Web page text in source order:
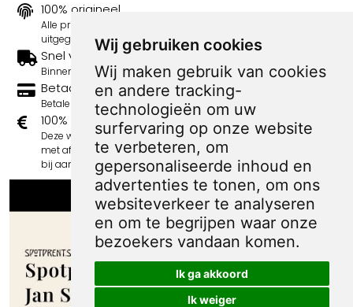
Wij gebruiken cookies
Wij maken gebruik van cookies
en andere tracking-
technologieën om uw
surfervaring op onze website
te verbeteren, om
gepersonaliseerde inhoud en
advertenties te tonen, om ons
websiteverkeer te analyseren
en om te begrijpen waar onze
bezoekers vandaan komen.
Ik ga akkoord
Ik weiger
100% origineel
Alle prints zijn 100% origineel in de jaren 1910-1920
uitgegeven.
Snel verzonden
Binnen 3 werkdagen wordt je print verstuurd.
Betaal veilig en eenvoudig
Betalen kan met iDeal, Credit Card en Paypal.
100% sociaal
Deze webshop wordt volledig gerund door jongens
met afstand tot de arbeidsmarkt. Je bestelling draagt
bij aan hun welzijn en toekomstplannen!